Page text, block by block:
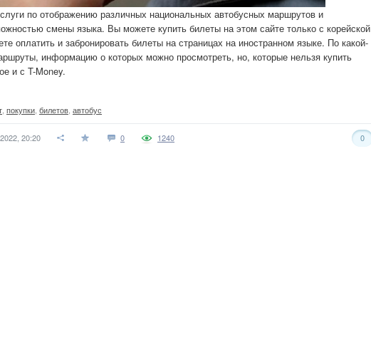
по отображению различных национальных автобусных маршрутов и
смены языка. Вы можете купить билеты на этом сайте только с корейской
оплатить и забронировать билеты на страницах на иностранном языке. По какой-
информацию о которых можно просмотреть, но, которые нельзя купить
и с T-Money.
покупки билетов автобус
20:20 0 0
1240